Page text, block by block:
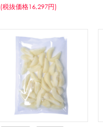
(税抜価格16,297円)